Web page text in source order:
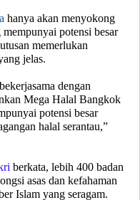
hanya akan menyokong
potensi besar
memerlukan
jelas.
dengan
Mega Halal Bangkok
potensi besar
halal serantau,”
berkata, lebih 400 badan
asas dan kefahaman
Islam yang seragam.